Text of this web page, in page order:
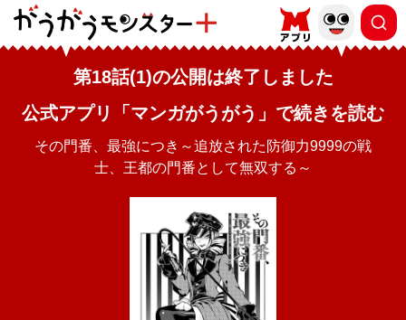
第18話(1)の公開は終了しました
公式アプリ「マンガがうがう」で続きを読む
その門番、最強につき～追放された防御力9999の戦
士、王都の門番として無双する～